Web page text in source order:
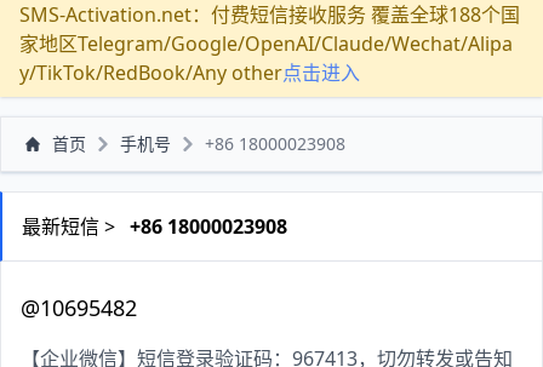
SMS-Activation.net：付费短信接收服务 覆盖全球188个国
家地区Telegram/Google/OpenAI/Claude/Wechat/Alipa
y/TikTok/RedBook/Any other点击进入
首页 手机号 +86 18000023908
最新短信 > +86 18000023908
@10695482
【企业微信】短信登录验证码：967413，切勿转发或告知